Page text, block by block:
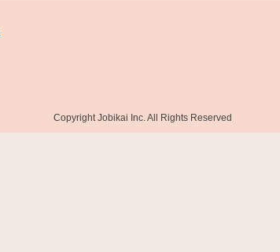
Copyright Jobikai Inc. All Rights Reserved